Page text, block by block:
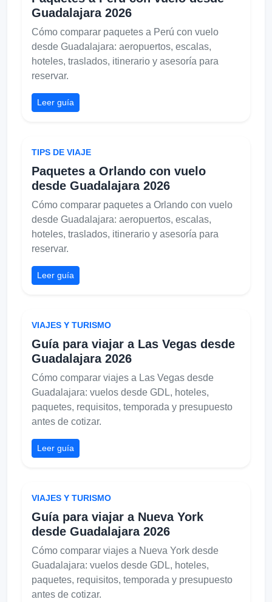
Guadalajara 2026
Cómo comparar paquetes a Perú con vuelo
desde Guadalajara: aeropuertos, escalas,
hoteles, traslados, itinerario y asesoría para
reservar.
Leer guía
TIPS DE VIAJE
Paquetes a Orlando con vuelo
desde Guadalajara 2026
Cómo comparar paquetes a Orlando con vuelo
desde Guadalajara: aeropuertos, escalas,
hoteles, traslados, itinerario y asesoría para
reservar.
Leer guía
VIAJES Y TURISMO
Guía para viajar a Las Vegas desde
Guadalajara 2026
Cómo comparar viajes a Las Vegas desde
Guadalajara: vuelos desde GDL, hoteles,
paquetes, requisitos, temporada y presupuesto
antes de cotizar.
Leer guía
VIAJES Y TURISMO
Guía para viajar a Nueva York
desde Guadalajara 2026
Cómo comparar viajes a Nueva York desde
Guadalajara: vuelos desde GDL, hoteles,
paquetes, requisitos, temporada y presupuesto
antes de cotizar.